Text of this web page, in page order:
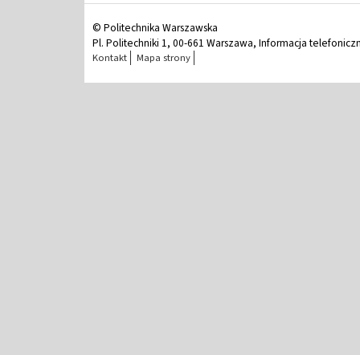
© Politechnika Warszawska
Pl. Politechniki 1, 00-661 Warszawa, Informacja
Kontakt Mapa strony